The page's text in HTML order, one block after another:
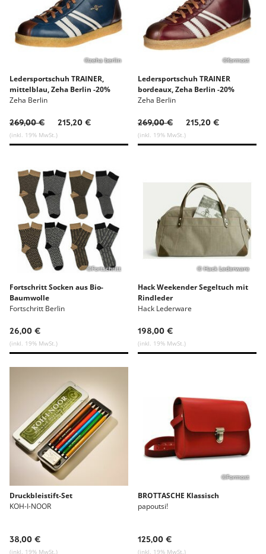
©zeha berlin
Ledersportschuh TRAINER,
mittelblau, Zeha Berlin -20%
Zeha Berlin
269,00 € 215,20 €
(inkl. 19% MwSt.)
©formost
Ledersportschuh TRAINER
bordeaux, Zeha Berlin -20%
Zeha Berlin
269,00 € 215,20 €
(inkl. 19% MwSt.)
©Fortschritt
Fortschritt Socken aus Bio-
Baumwolle
Fortschritt Berlin
26,00 €
(inkl. 19% MwSt.)
© Hack Lederware
Hack Weekender Segeltuch mit
Rindleder
Hack Lederware
198,00 €
(inkl. 19% MwSt.)
Druckbleistift-Set
KOH-I-NOOR
38,00 €
(inkl. 19% MwSt.)
©Formost
BROTTASCHE Klassisch
papoutsi!
125,00 €
(inkl. 19% MwSt.)